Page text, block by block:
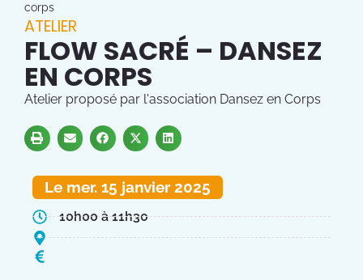
corps
ATELIER
FLOW SACRÉ – DANSEZ
EN CORPS
Atelier proposé par l'association Dansez en Corps
Le mer. 15 janvier 2025
10h00 à 11h30